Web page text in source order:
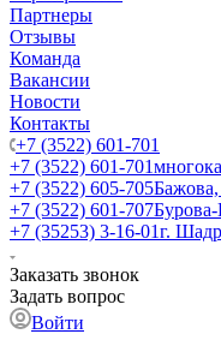
Партнеры
Отзывы
Команда
Вакансии
Новости
Контакты
+7 (3522) 601-701
+7 (3522) 601-701
+7 (3522) 605-705
+7 (3522) 601-707
+7 (35253) 3-16-01г.
Заказать звонок
Задать вопрос
Войти